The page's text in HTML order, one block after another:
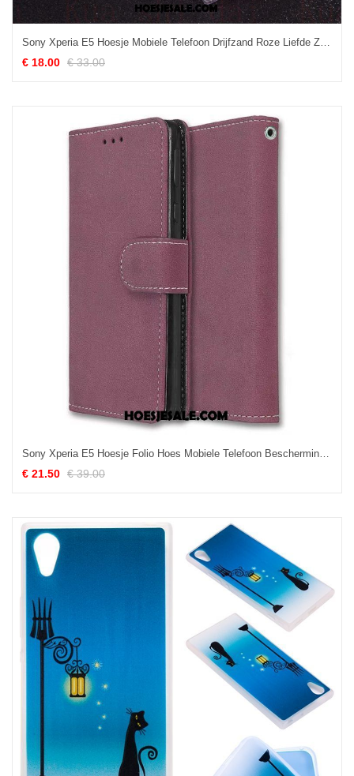
Sony Xperia E5 Hoesje Mobiele Telefoon Drijfzand Roze Liefde Zacht Kopen
€ 18.00 € 33.00
Sony Xperia E5 Hoesje Folio Hoes Mobiele Telefoon Bescherming Purper Goedkoop
€ 21.50 € 39.00